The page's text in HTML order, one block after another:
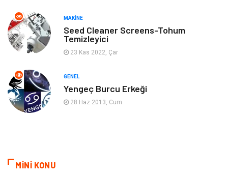
Gençlik & Eğlence
Mobilya
Evlilik Rehberi
Astroloji Keyfinizi Kaçırmayın
MAKINE
Seed Cleaner Screens-Tohum
Temizleyici
23 Kas 2022, Çar
GENEL
Yengeç Burcu Erkeği
28 Haz 2013, Cum
MİNİ KONU